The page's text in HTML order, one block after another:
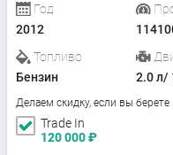
Год
2012
Топливо
Бензин
2.0 л/
Делаем скидку, если вы берете
Trade In
120 000₽